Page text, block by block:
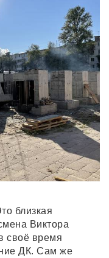
близкая
Виктора
своё время
ДК. Сам же